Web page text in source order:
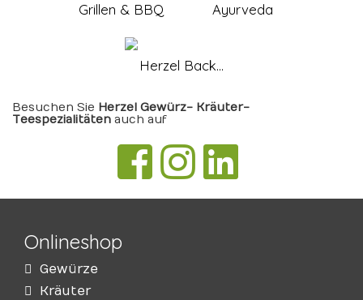
Grillen & BBQ Ayurveda
Herzel Back...
Besuchen Sie Herzel Gewürz- Kräuter-
Teespezialitäten auch auf
Onlineshop
Gewürze
Kräuter